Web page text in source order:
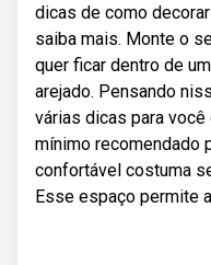
dicas de como
saiba mais. Monte o
quer ficar dentro de
arejado. Pensando
várias dicas para você
mínimo recomendado
confortável costuma
Esse espaço permite